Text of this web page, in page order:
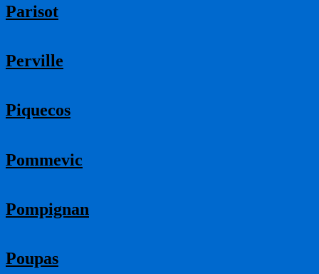
Parisot
Perville
Piquecos
Pommevic
Pompignan
Poupas